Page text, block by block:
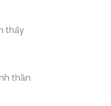
thấy
thần